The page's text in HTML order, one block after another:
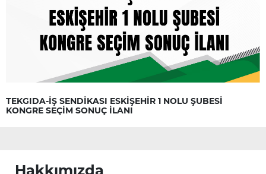
TEKGIDA-İŞ SENDİKASI ESKİŞEHİR 1 NOLU ŞUBESİ
KONGRE SEÇİM SONUÇ İLANI
Hakkımızda